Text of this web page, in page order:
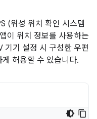
(위성 위치 확인 시스템
이 위치 정보를 사용하는
기기 설정 시 구성한 우편
허용할 수 있습니다.